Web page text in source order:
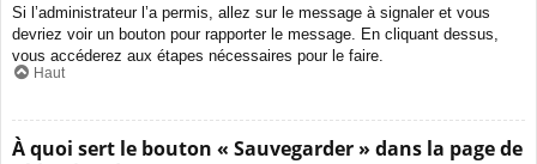
Si l’administrateur l’a permis, allez sur le message à signaler et vous
devriez voir un bouton pour rapporter le message. En cliquant dessus,
vous accéderez aux étapes nécessaires pour le faire.
Haut
À quoi sert le bouton « Sauvegarder » dans la page de